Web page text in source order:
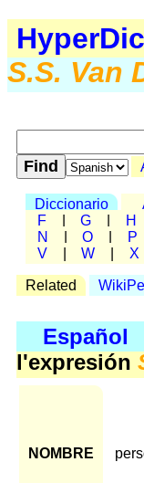
HyperDic
S.S. Van
Diccionario
F
G H
N
O P
V
W X
Related
Español
l'expresión
NOMBRE